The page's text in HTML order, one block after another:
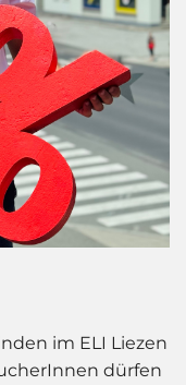
im ELI Liezen
dürfen